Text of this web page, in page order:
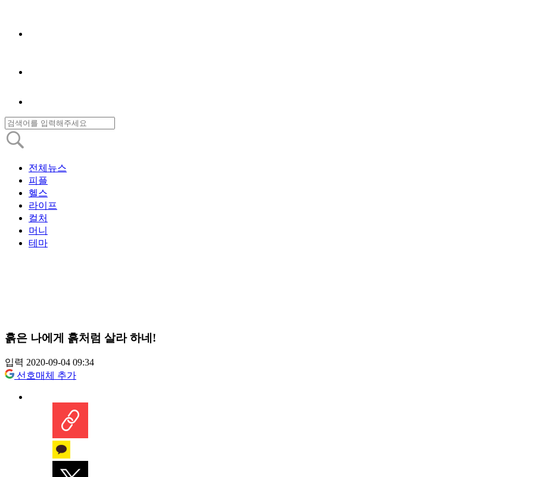
전체뉴스
피플
헬스
라이프
컬처
머니
테마
흙은 나에게 흙처럼 살라 하네!
입력 2020-09-04 09:34
선호매체 추가